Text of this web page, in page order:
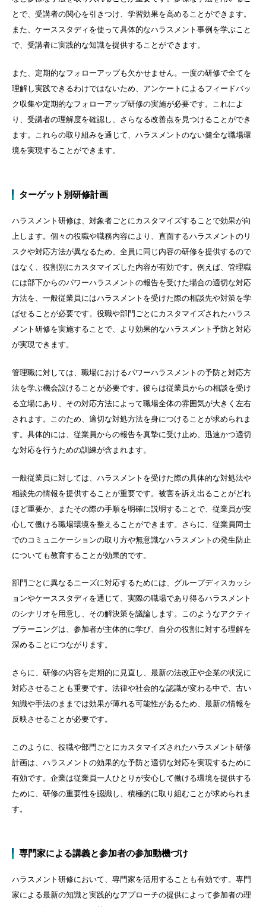
とで、受講者の関心を引きつけ、学習効果を高めることができます。
また、ケーススタディを使って具体的なハラスメント事例を学ぶこと
で、受講者に実践的な知識を提供することができます。
また、定期的なフォローアップも欠かせません。一度の研修で全てを
理解し実践できるわけではないため、アンケートによるフィードバッ
ク収集や定期的なフォローアップ研修の実施が必要です。これによ
り、受講者の理解度を確認し、さらなる改善点を見つけることができ
ます。これらの取り組みを通じて、ハラスメントのない健全な職場環
境を実現することができます。
ターゲット別研修計画
ハラスメント研修は、対象者ごとにカスタマイズすることで効果が向
上します。個々の役職や職務内容により、直面するハラスメントのリ
スクや対応方法が異なるため、全員に同じ内容の研修を提供するので
はなく、役割別にカスタマイズした内容が有効です。例えば、管理職
には部下からのパワーハラスメントの報告を受けた場合の適切な対応
方法を、一般従業員にはハラスメントを受けた際の相談先や対策を学
ばせることが必要です。役職や部門ごとにカスタマイズされたハラス
メント研修を実施することで、より効果的なハラスメント予防と対応
が実現できます。
管理職に対しては、職場におけるパワーハラスメントの予防と対応方
法を学ぶ機会設けることが必要です。彼らは従業員からの相談を受け
る立場にあり、その対応方法によって職場全体の雰囲気が大きく左右
されます。このため、適切な対処方法を身につけることが求められま
す。具体的には、従業員からの報告を真摯に受け止め、迅速かつ適切
な対応を行うための訓練が含まれます。
一般従業員に対しては、ハラスメントを受けた際の具体的な対処法や
相談先の情報を提供することが重要です。被害を訴え出ることがどれ
ほど重要か、またその際の手順を明確に説明することで、従業員が安
心して働ける職場環境を整えることができます。さらに、従業員同士
でのコミュニケーションの取り方や無意識なハラスメントの発生防止
についても教育することが効果的です。
部門ごとに異なるニーズに対応するためには、グループディスカッシ
ョンやケーススタディを通じて、実際の職場であり得るハラスメント
のシナリオを用意し、その解決策を議論します。このようなアクティ
ブラーニングは、参加者が主体的に学び、自分の役割に対する理解を
深めることにつながります。
さらに、研修の内容を定期的に見直し、最新の法改正や企業の状況に
対応させることも重要です。法律や社会的な認識が変わる中で、古い
知識や手法のままでは効果が薄れる可能性があるため、最新の情報を
反映させることが必要です。
このように、役職や部門ごとにカスタマイズされたハラスメント研修
計画は、ハラスメントの効果的な予防と適切な対応を実現するために
有効です。企業は従業員一人ひとりが安心して働ける環境を提供する
ために、研修の重要性を認識し、積極的に取り組むことが求められま
す。
専門家による講義と参加者の参加動機づけ
ハラスメント研修において、専門家を活用することも有効です。専門
家による最新の知識と実践的なアプローチの提供によって参加者の理